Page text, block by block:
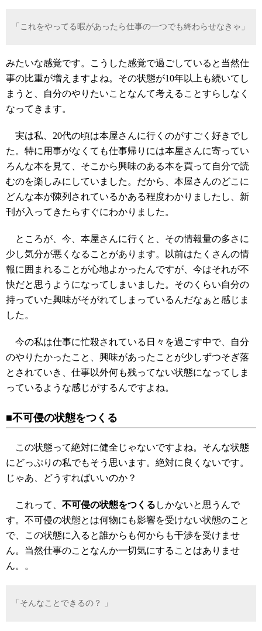
「これをやってる暇があったら仕事の一つでも終わらせなきゃ」
みたいな感覚です。こうした感覚で過ごしていると当然仕
事の比重が増えますよね。その状態が10年以上も続いてし
まうと、自分のやりたいことなんて考えることすらしなく
なってきます。
実は私、20代の頃は本屋さんに行くのがすごく好きでし
た。特に用事がなくても仕事帰りには本屋さんに寄ってい
ろんな本を見て、そこから興味のある本を買って自分で読
むのを楽しみにしていました。だから、本屋さんのどこに
どんな本が陳列されているかある程度わかりましたし、新
刊が入ってきたらすぐにわかりました。
ところが、今、本屋さんに行くと、その情報量の多さに
少し気分が悪くなることがあります。以前はたくさんの情
報に囲まれることが心地よかったんですが、今はそれが不
快だと思うようになってしまいました。そのくらい自分の
持っていた興味がそがれてしまっているんだなぁと感じま
した。
今の私は仕事に忙殺されている日々を過ごす中で、自分
のやりたかったこと、興味があったことが少しずつそぎ落
とされていき、仕事以外何も残ってない状態になってしま
っているような感じがするんですよね。
■不可侵の状態をつくる
この状態って絶対に健全じゃないですよね。そんな状態
にどっぷりの私でもそう思います。絶対に良くないです。
じゃあ、どうすればいいのか？
これって、 不可侵の状態をつくる しかないと思うんで
す。不可侵の状態とは何物にも影響を受けない状態のこと
で、この状態に入ると誰からも何からも干渉を受けませ
ん。当然仕事のことなんか一切気にすることはありませ
ん。。
「そんなことできるの？ 」